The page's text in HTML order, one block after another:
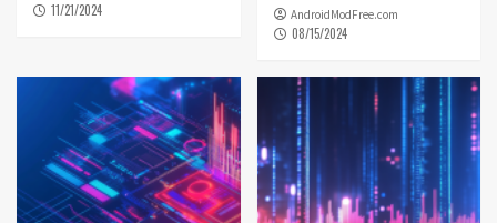
11/21/2024 AndroidModFree.com
08/15/2024